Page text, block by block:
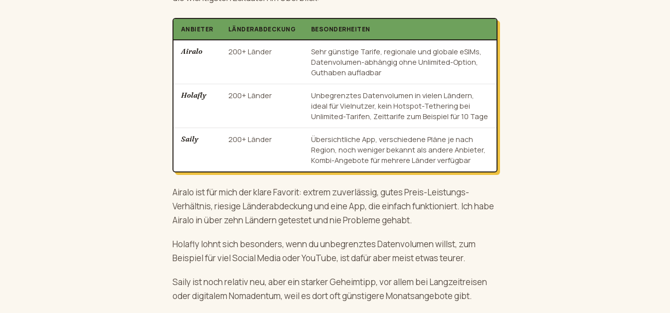
ANBIETER LÄNDERABDECKUNG BESONDERHEITEN
Airalo 200+ Länder
Sehr günstige Tarife, regionale und globale eSIMs,
Datenvolumen-abhängig ohne Unlimited-Option,
Guthaben aufladbar
Holafly 200+ Länder
Unbegrenztes Datenvolumen in vielen Ländern,
ideal für Vielnutzer, kein Hotspot-Tethering bei
Unlimited-Tarifen, Zeittarife zum Beispiel für 10 Tage
Saily 200+ Länder
Übersichtliche App, verschiedene Pläne je nach
Region, noch weniger bekannt als andere Anbieter,
Kombi-Angebote für mehrere Länder verfügbar
Airalo ist für mich der klare Favorit: extrem zuverlässig, gutes Preis-Leistungs-
Verhältnis, riesige Länderabdeckung und eine App, die einfach funktioniert. Ich habe
Airalo in über zehn Ländern getestet und nie Probleme gehabt.
Holafly lohnt sich besonders, wenn du unbegrenztes Datenvolumen willst, zum
Beispiel für viel Social Media oder YouTube, ist dafür aber meist etwas teurer.
Saily ist noch relativ neu, aber ein starker Geheimtipp, vor allem bei Langzeitreisen
oder digitalem Nomadentum, weil es dort oft günstigere Monatsangebote gibt.